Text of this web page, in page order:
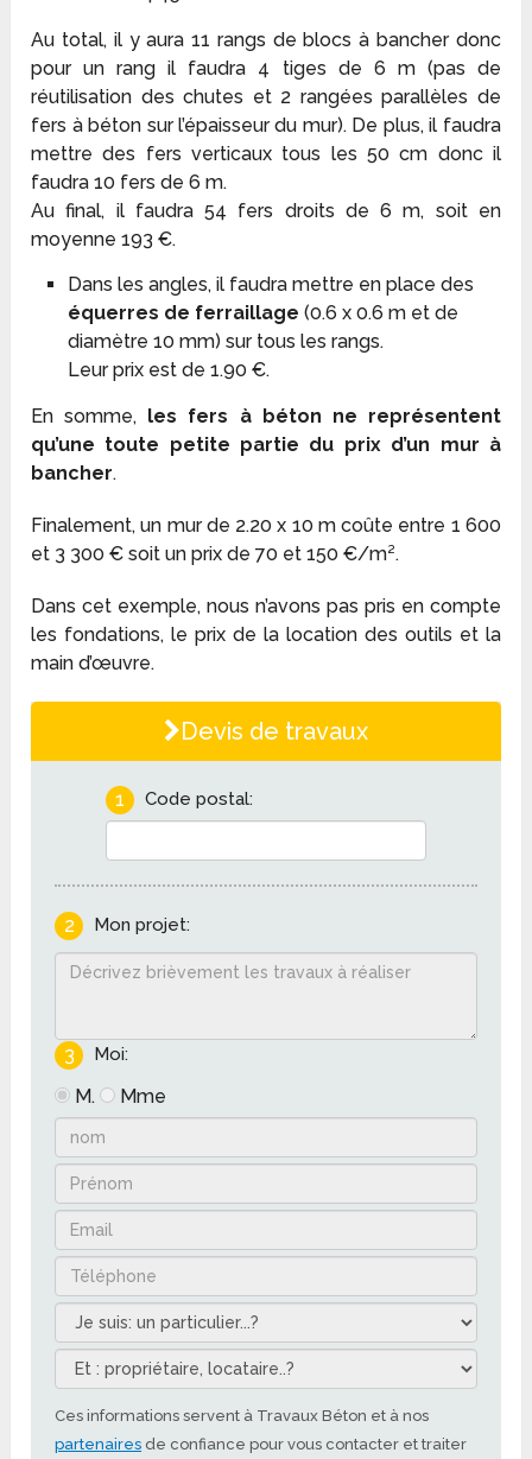
Au total, il y aura 11 rangs de blocs à bancher donc
pour un rang il faudra 4 tiges de 6 m (pas de
réutilisation des chutes et 2 rangées parallèles de
fers à béton sur l’épaisseur du mur). De plus, il faudra
mettre des fers verticaux tous les 50 cm donc il
faudra 10 fers de 6 m.
Au final, il faudra 54 fers droits de 6 m, soit en
moyenne 193 €.
Dans les angles, il faudra mettre en place des
équerres de ferraillage (0.6 x 0.6 m et de
diamètre 10 mm) sur tous les rangs.
Leur prix est de 1.90 €.
En somme, les fers à béton ne représentent
qu’une toute petite partie du prix d’un mur à
bancher.
Finalement, un mur de 2.20 x 10 m coûte entre 1 600
et 3 300 € soit un prix de 70 et 150 €/m².
Dans cet exemple, nous n’avons pas pris en compte
les fondations, le prix de la location des outils et la
main d’œuvre.
Devis de travaux
1 Code postal:
2 Mon projet:
3 Moi:
M. Mme
Ces informations servent à Travaux Béton et à nos
partenaires de confiance pour vous contacter et traiter